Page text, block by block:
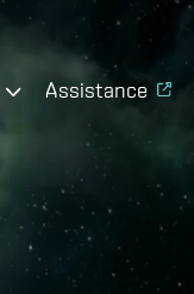
Assistance